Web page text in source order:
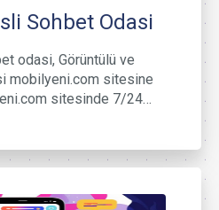
Sohbet Odasi
odasi, Görüntülü ve
mobilyeni.com sitesine
sitesinde 7/24…